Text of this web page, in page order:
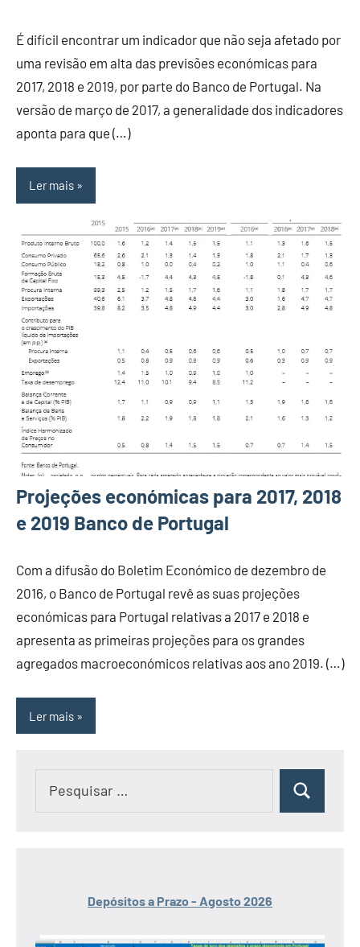
É difícil encontrar um indicador que não seja afetado por
uma revisão em alta das previsões económicas para
2017, 2018 e 2019, por parte do Banco de Portugal. Na
versão de março de 2017, a generalidade dos indicadores
aponta para que (…)
Ler mais
Projeções económicas para 2017, 2018
e 2019 Banco de Portugal
Com a difusão do Boletim Económico de dezembro de
2016, o Banco de Portugal revê as suas projeções
económicas para Portugal relativas a 2017 e 2018 e
apresenta as primeiras projeções para os grandes
agregados macroeconómicos relativas aos ano 2019. (…)
Ler mais
Pesquisar
Depósitos a Prazo - Agosto 2026